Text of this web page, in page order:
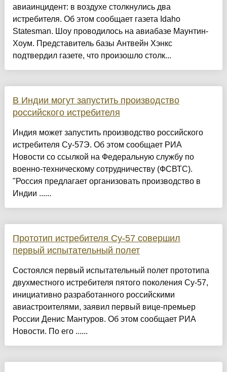
авиаинцидент: в воздухе столкнулись два
истребителя. Об этом сообщает газета Idaho
Statesman. Шоу проводилось на авиабазе Маунтин-
Хоум. Представитель базы Антвейн Хэнкс
подтвердил газете, что произошло столк...
В Индии могут запустить производство
российского истребителя
Индия может запустить производство российского
истребителя Су-57Э. Об этом сообщает РИА
Новости со ссылкой на Федеральную службу по
военно-техническому сотрудничеству (ФСВТС).
"Россия предлагает организовать производство в
Индии ......
Прототип истребителя Су-57 совершил
первый испытательный полет
Состоялся первый испытательный полет прототипа
двухместного истребителя пятого поколения Су-57,
инициативно разработанного российскими
авиастроителями, заявил первый вице-премьер
России Денис Мантуров. Об этом сообщает РИА
Новости. По его ......